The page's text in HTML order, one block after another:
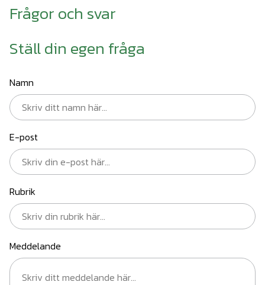
Frågor och svar
Ställ din egen fråga
Namn
E-post
Rubrik
Meddelande